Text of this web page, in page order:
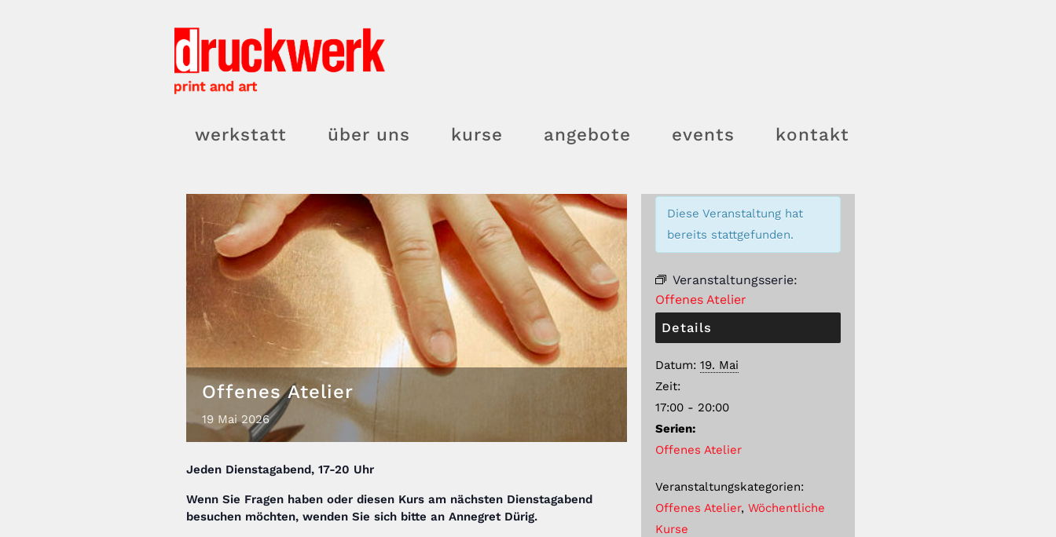
werkstatt über uns kurse angebote events kontakt
Offenes Atelier
19 Mai 2026
Jeden Dienstagabend, 17-20 Uhr
Wenn Sie Fragen haben oder diesen Kurs am nächsten Dienstagabend
besuchen möchten, wenden Sie sich bitte an Annegret Dürig.
Diese Veranstaltung hat
bereits stattgefunden.
Veranstaltungsserie:
Offenes Atelier
Details
Datum: 19. Mai
Zeit:
17:00 - 20:00
Serien:
Offenes Atelier
Veranstaltungskategorien:
Offenes Atelier,Wöchentliche
Kurse